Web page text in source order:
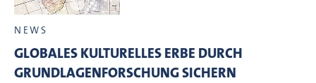
NEWS
GLOBALES KULTURELLES ERBE DURCH
GRUNDLAGENFORSCHUNG SICHERN